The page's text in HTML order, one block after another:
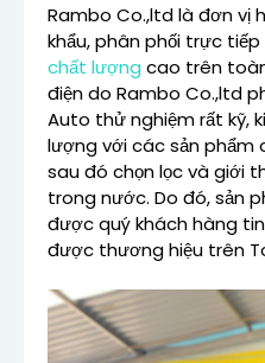
Rambo Co.,ltd là đơn vị
khẩu, phân phối trực
chất lượng cao trên
điện do Rambo Co.,ltd
Auto thử nghiệm rất kỹ,
lượng với các sản phẩm
sau đó chọn lọc và giới
trong nước. Do đó, sản
được quý khách hàng
được thương hiệu trên